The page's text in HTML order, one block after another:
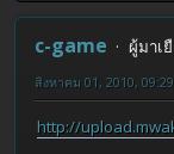
c-game
ผู้มาเ
สิงหาคม 01, 2010,
http://